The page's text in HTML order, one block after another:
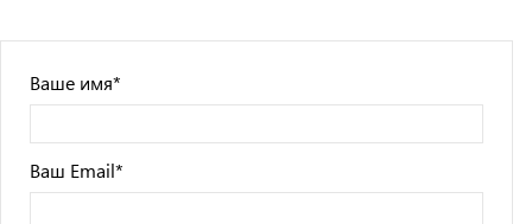
Ваше имя*
Ваш Email*